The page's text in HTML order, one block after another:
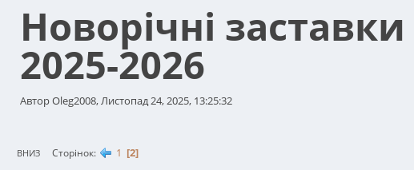
Новорічні
2025-2026
Автор Oleg2008, Листопад 24, 2025, 13:25:32
ВНИЗ Сторінок 1 2